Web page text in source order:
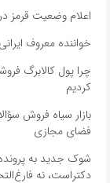
اعلام وضعیت قرمز
خواننده معروف
کردیم
بازار سیاه فروش
فضای مجازی
شوک جدید به پرونده
دکتراست، نه